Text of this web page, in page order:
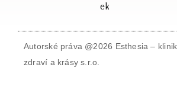
ek
Autorské práva @2026 Esthesia –
zdraví a krásy s.r.o.